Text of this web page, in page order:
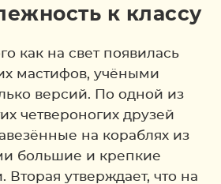
к классу
как на свет появилась
мастифов, учёными
версий. По одной из
четвероногих друзей
на кораблях из
большие и крепкие
Вторая утверждает, что на